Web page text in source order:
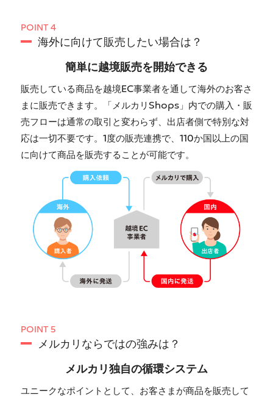
POINT 4
海外に向けて販売したい場合は？
簡単に越境販売を開始できる
販売している商品を越境EC事業者を通して海外のお客さ
まに販売できます。「メルカリShops」内での購入・販
売フローは通常の取引と変わらず、出店者側で特別な対
応は一切不要です。1度の販売連携で、110か国以上の国
に向けて商品を販売することが可能です。
POINT 5
メルカリならではの強みは？
メルカリ独自の循環システム
ユニークなポイントとして、お客さまが商品を販売して